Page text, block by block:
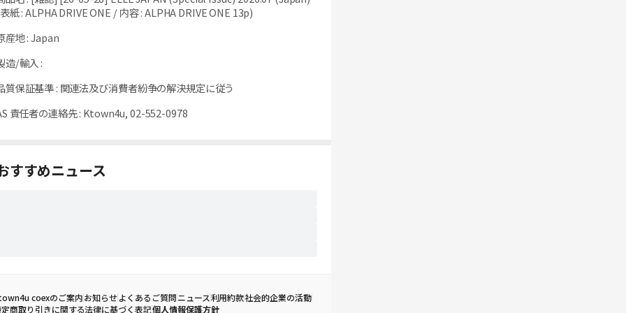
紙 : ALPHA DRIVE ONE / 内容 : ALPHA DRIVE ONE 13p)
産地:Japan
造/輸入 :
質保証基準: 関連法及び消費者紛争の解決規定に従う
責任者の連絡先: Ktown4u, 02-552-0978
すすめニュース
coexのご案内お知らせよくあるご質問ニュース利用約款社会的企業の活動
商取り引きに関する法律に基づく表記個人情報保護方針